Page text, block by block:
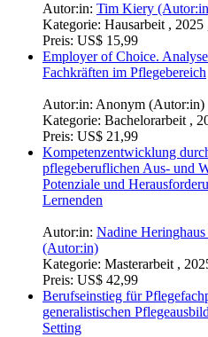
Autor:in: Tim Kiery
Kategorie: Hausarbeit ,
Preis: US$ 15,99
Employer of Choice.
Fachkräften im Pflegebereich
Autor:in: Anonym (Autor:in)
Kategorie: Bachelorarbeit ,
Preis: US$ 21,99
Kompetenzentwicklung
pflegeberuflichen Aus- und
Potenziale und
Lernenden
Autor:in: Nadine
(Autor:in)
Kategorie: Masterarbeit ,
Preis: US$ 42,99
Berufseinstieg für
generalistischen
Setting